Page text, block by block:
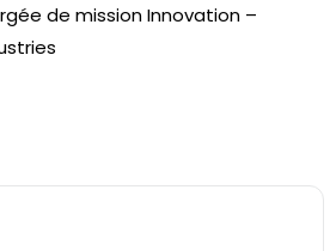
de mission Innovation –